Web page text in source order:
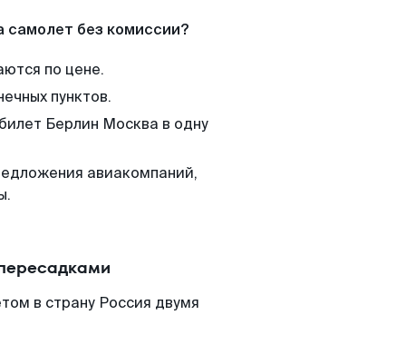
самолет без комиссии?
по цене.
пунктов.
Берлин Москва в одну
авиакомпаний,
в страну Россия двумя